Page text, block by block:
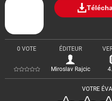
VOTRE
0 VOTE ÉDITEUR
Miroslav Rajcic